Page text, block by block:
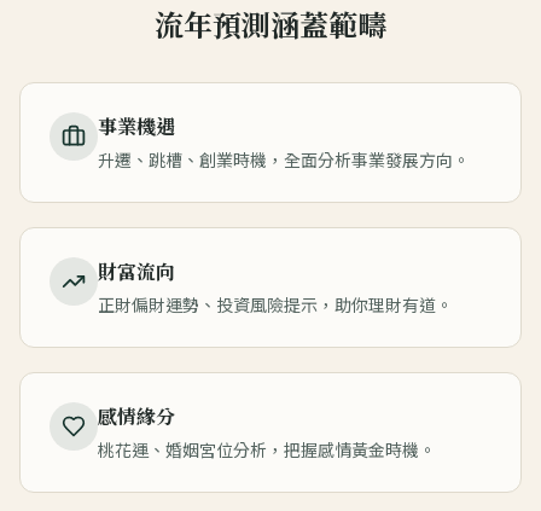
流年預測涵蓋範疇
事業機遇
升遷、跳槽、創業時機，全面分析事業發展方向。
財富流向
正財偏財運勢、投資風險提示，助你理財有道。
感情緣分
桃花運、婚姻宮位分析，把握感情黃金時機。